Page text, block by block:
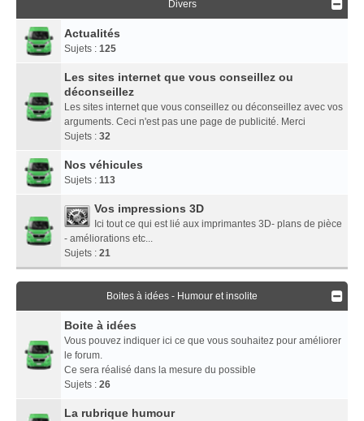
Divers
Actualités
Sujets : 125
Les sites internet que vous conseillez ou
déconseillez
Les sites internet que vous conseillez ou déconseillez avec vos
arguments. Ceci n'est pas une page de publicité. Merci
Sujets : 32
Nos véhicules
Sujets : 113
Vos impressions 3D
Ici tout ce qui est lié aux imprimantes 3D- plans de pièce
- améliorations etc...
Sujets : 21
Boites à idées - Humour et insolite
Boite à idées
Vous pouvez indiquer ici ce que vous souhaitez pour améliorer
le forum.
Ce sera réalisé dans la mesure du possible
Sujets : 26
La rubrique humour